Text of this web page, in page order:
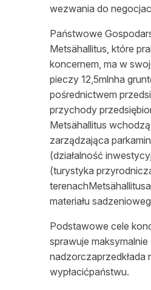
wezwania do
Państwowe
Metsähallitus, które
koncernem, ma w
pieczy 12,5mlnha
pośrednictwem
przychody
Metsähallitus
zarządzająca
(działalność
(turystyka
materiału
Podstawowe cele
sprawuje
wypłacićpaństwu.